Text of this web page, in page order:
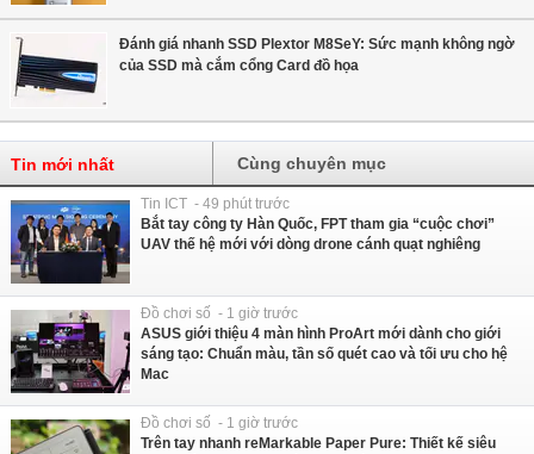
Đánh giá nhanh SSD Plextor M8SeY: Sức mạnh không ngờ
của SSD mà cắm cổng Card đồ họa
Tin mới nhất Cùng chuyên mục
Tin ICT - 49 phút trước
Bắt tay công ty Hàn Quốc, FPT tham gia “cuộc chơi”
UAV thế hệ mới với dòng drone cánh quạt nghiêng
Đồ chơi số - 1 giờ trước
ASUS giới thiệu 4 màn hình ProArt mới dành cho giới
sáng tạo: Chuẩn màu, tần số quét cao và tối ưu cho hệ
Mac
Đồ chơi số - 1 giờ trước
Trên tay nhanh reMarkable Paper Pure: Thiết kế siêu